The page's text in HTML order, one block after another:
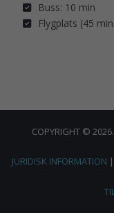
Buss: 10 min
Flygplats (45
COPYRIGHT ©
JURIDISK INFORMATION |